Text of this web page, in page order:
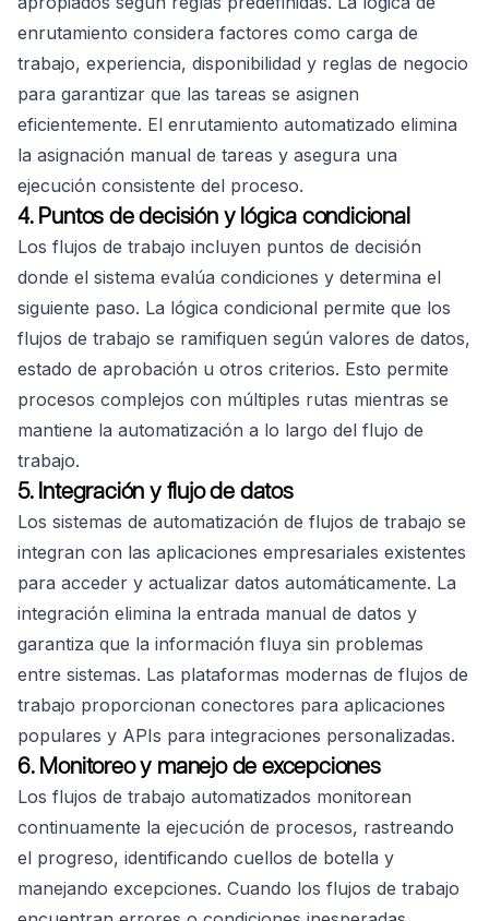
enrutamiento considera factores como carga de
trabajo, experiencia, disponibilidad y reglas de negocio
para garantizar que las tareas se asignen
eficientemente. El enrutamiento automatizado elimina
la asignación manual de tareas y asegura una
ejecución consistente del proceso.
4. Puntos de decisión y lógica condicional
Los flujos de trabajo incluyen puntos de decisión
donde el sistema evalúa condiciones y determina el
siguiente paso. La lógica condicional permite que los
flujos de trabajo se ramifiquen según valores de datos,
estado de aprobación u otros criterios. Esto permite
procesos complejos con múltiples rutas mientras se
mantiene la automatización a lo largo del flujo de
trabajo.
5. Integración y flujo de datos
Los sistemas de automatización de flujos de trabajo se
integran con las aplicaciones empresariales existentes
para acceder y actualizar datos automáticamente. La
integración elimina la entrada manual de datos y
garantiza que la información fluya sin problemas
entre sistemas. Las plataformas modernas de flujos de
trabajo proporcionan conectores para aplicaciones
populares y APIs para integraciones personalizadas.
6. Monitoreo y manejo de excepciones
Los flujos de trabajo automatizados monitorean
continuamente la ejecución de procesos, rastreando
el progreso, identificando cuellos de botella y
manejando excepciones. Cuando los flujos de trabajo